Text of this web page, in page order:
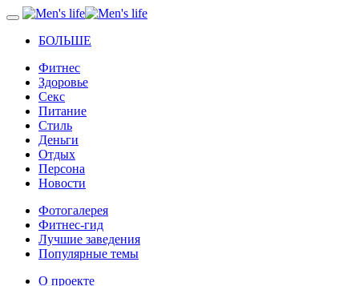
БОЛЬШЕ
Фитнес
Здоровье
Секс
Питание
Стиль
Деньги
Отдых
Персона
Новости
Фотогалерея
Фитнес-гид
Лучшие заведения
Популярные темы
О проекте